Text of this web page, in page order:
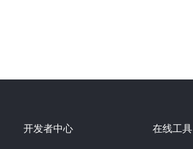
开发者中心
在线工具